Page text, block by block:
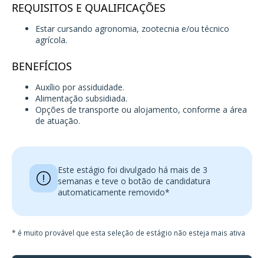
REQUISITOS E QUALIFICAÇÕES
Estar cursando agronomia, zootecnia e/ou técnico
agrícola.
BENEFÍCIOS
Auxílio por assiduidade.
Alimentação subsidiada.
Opções de transporte ou alojamento, conforme a área
de atuação.
Este estágio foi divulgado há mais de 3
semanas e teve o botão de candidatura
automaticamente removido*
* é muito provável que esta seleção de estágio não esteja mais ativa